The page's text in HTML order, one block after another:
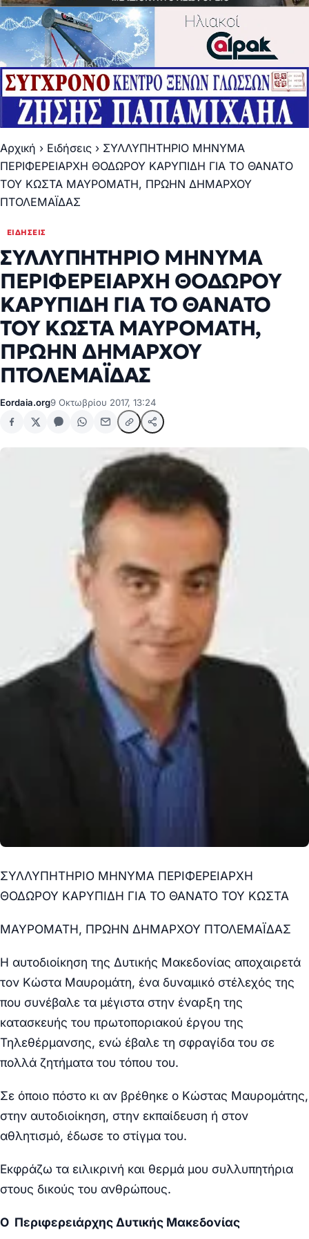
Αρχική › Ειδήσεις › ΣΥΛΛΥΠΗΤΗΡΙΟ ΜΗΝΥΜΑ
ΠΕΡΙΦΕΡΕΙΑΡΧΗ ΘΟΔΩΡΟΥ ΚΑΡΥΠΙΔΗ ΓΙΑ ΤΟ ΘΑΝΑΤΟ
ΤΟΥ ΚΩΣΤΑ ΜΑΥΡΟΜΑΤΗ, ΠΡΩΗΝ ΔΗΜΑΡΧΟΥ
ΠΤΟΛΕΜΑΪΔΑΣ
ΕΙΔΉΣΕΙΣ
ΣΥΛΛΥΠΗΤΗΡΙΟ ΜΗΝΥΜΑ
ΠΕΡΙΦΕΡΕΙΑΡΧΗ ΘΟΔΩΡΟΥ
ΚΑΡΥΠΙΔΗ ΓΙΑ ΤΟ ΘΑΝΑΤΟ
ΤΟΥ ΚΩΣΤΑ ΜΑΥΡΟΜΑΤΗ,
ΠΡΩΗΝ ΔΗΜΑΡΧΟΥ
ΠΤΟΛΕΜΑΪΔΑΣ
Eordaia.org9 Οκτωβρίου 2017, 13:24
ΣΥΛΛΥΠΗΤΗΡΙΟ ΜΗΝΥΜΑ ΠΕΡΙΦΕΡΕΙΑΡΧΗ
ΘΟΔΩΡΟΥ ΚΑΡΥΠΙΔΗ ΓΙΑ ΤΟ ΘΑΝΑΤΟ ΤΟΥ ΚΩΣΤΑ
ΜΑΥΡΟΜΑΤΗ, ΠΡΩΗΝ ΔΗΜΑΡΧΟΥ ΠΤΟΛΕΜΑΪΔΑΣ
Η αυτοδιοίκηση της Δυτικής Μακεδονίας αποχαιρετά
τον Κώστα Μαυρομάτη, ένα δυναμικό στέλεχός της
που συνέβαλε τα μέγιστα στην έναρξη της
κατασκευής του πρωτοποριακού έργου της
Τηλεθέρμανσης, ενώ έβαλε τη σφραγίδα του σε
πολλά ζητήματα του τόπου του.
Σε όποιο πόστο κι αν βρέθηκε ο Κώστας Μαυρομάτης,
στην αυτοδιοίκηση, στην εκπαίδευση ή στον
αθλητισμό, έδωσε το στίγμα του.
Εκφράζω τα ειλικρινή και θερμά μου συλλυπητήρια
στους δικούς του ανθρώπους.
Ο Περιφερειάρχης Δυτικής Μακεδονίας